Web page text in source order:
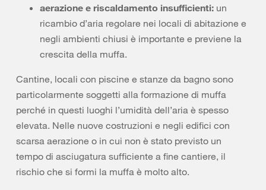
aerazione e riscaldamento insufficienti: un
ricambio d’aria regolare nei locali di abitazione e
negli ambienti chiusi è importante e previene la
crescita della muffa.
Cantine, locali con piscine e stanze da bagno sono
particolarmente soggetti alla formazione di muffa
perché in questi luoghi l’umidità dell’aria è spesso
elevata. Nelle nuove costruzioni e negli edifici con
scarsa aerazione o in cui non è stato previsto un
tempo di asciugatura sufficiente a fine cantiere, il
rischio che si formi la muffa è molto alto.